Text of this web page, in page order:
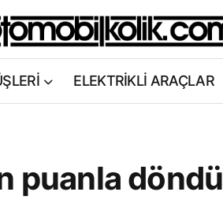
ELEKTRİKLİ ARAÇLAR
puanla döndü